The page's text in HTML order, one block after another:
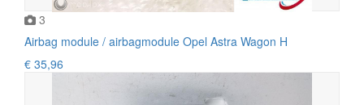
3
Airbag module / airbagmodule Opel Astra Wagon H
€ 35,96